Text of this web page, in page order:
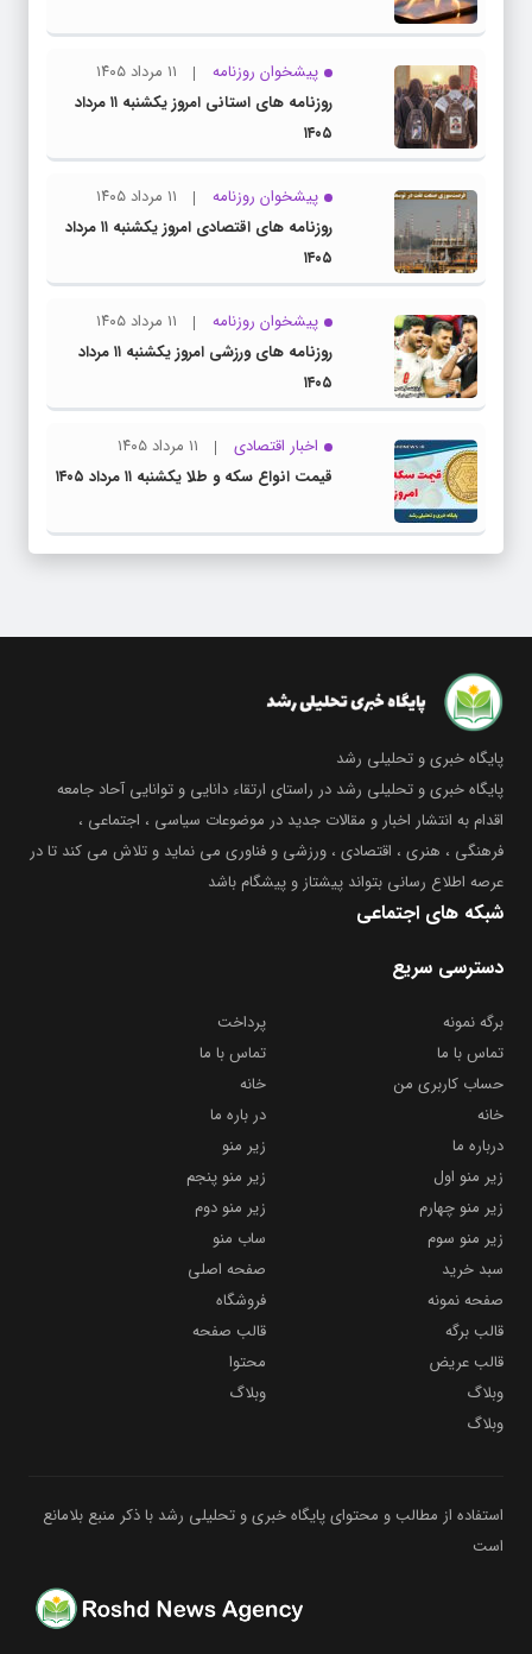
پیشخوان روزنامه
۱۱ مرداد ۱۴۰۵
روزنامه های استانی امروز یکشنبه ۱۱ مرداد
۱۴۰۵
پیشخوان روزنامه
۱۱ مرداد ۱۴۰۵
روزنامه های اقتصادی امروز یکشنبه ۱۱ مرداد
۱۴۰۵
پیشخوان روزنامه
۱۱ مرداد ۱۴۰۵
روزنامه های ورزشی امروز یکشنبه ۱۱ مرداد
۱۴۰۵
اخبار اقتصادی
۱۱ مرداد ۱۴۰۵
قیمت انواع سکه و طلا یکشنبه ۱۱ مرداد ۱۴۰۵
پایگاه خبری و تحلیلی رشد
پایگاه خبری و تحلیلی رشد در راستای ارتقاء دانایی و توانایی آحاد جامعه
اقدام به انتشار اخبار و مقالات جدید در موضوعات سیاسی ، اجتماعی ،
فرهنگی ، هنری ، اقتصادی ، ورزشی و فناوری می نماید و تلاش می کند تا در
عرصه اطلاع رسانی بتواند پیشتاز و پیشگام باشد
شبکه های اجتماعی
دسترسی سریع
برگه نمونه
پرداخت
تماس با ما
تماس با ما
حساب کاربری من
خانه
خانه
در باره ما
درباره ما
زیر منو
زیر منو اول
زیر منو پنجم
زیر منو چهارم
زیر منو دوم
زیر منو سوم
ساب منو
سبد خرید
صفحه اصلی
صفحه نمونه
فروشگاه
قالب برگه
قالب صفحه
قالب عریض
محتوا
وبلاگ
وبلاگ
وبلاگ
استفاده از مطالب و محتوای پایگاه خبری و تحلیلی رشد با ذکر منبع بلامانع
است